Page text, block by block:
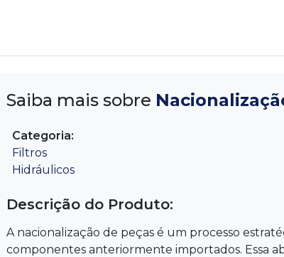
Saiba mais sobre
Categoria:
Filtros
Hidráulicos
Descrição do Produto:
A nacionalização de peças é um processo
componentes anteriormente importados. Essa